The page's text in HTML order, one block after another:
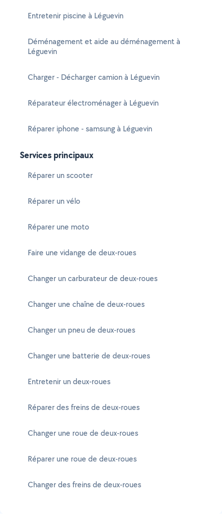
Entretenir piscine à Léguevin
Déménagement et aide au déménagement à
Léguevin
Charger - Décharger camion à Léguevin
Réparateur électroménager à Léguevin
Réparer iphone - samsung à Léguevin
Services principaux
Réparer un scooter
Réparer un vélo
Réparer une moto
Faire une vidange de deux-roues
Changer un carburateur de deux-roues
Changer une chaîne de deux-roues
Changer un pneu de deux-roues
Changer une batterie de deux-roues
Entretenir un deux-roues
Réparer des freins de deux-roues
Changer une roue de deux-roues
Réparer une roue de deux-roues
Changer des freins de deux-roues